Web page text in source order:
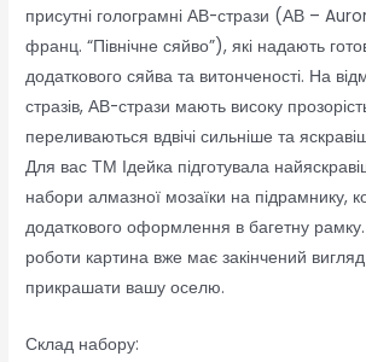
присутні голограмні АВ-стрази (АВ –
франц. “Північне сяйво”), які надають
додаткового сяйва та витонченості. На
стразів, АВ-стрази мають високу
переливаються вдвічі сильніше та
Для вас ТМ Ідейка підготувала
набори алмазної мозаїки на підрамнику,
додаткового оформлення в багетну рамку.
роботи картина вже має закінчений вигляд
прикрашати вашу оселю.
Склад набору: